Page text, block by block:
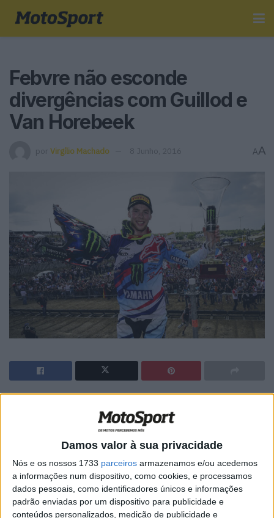
Damos valor à sua privacidade
Nós e os nossos 1733 parceiros armazenamos e/ou acedemos
a informações num dispositivo, como cookies, e processamos
dados pessoais, como identificadores únicos e informações
padrão enviadas por um dispositivo para publicidade e
conteúdos personalizados, medição de publicidade e
Febvre não esconde
divergências com Guillod e
Van Horebeek
por Virgílio Machado 8 Junho, 2016 AA
As últimas provas do Mundial de MXGP tem sido ricas em
acontecimentos envolvendo o Campeão do Mundo em
título. No GP de Espanha, António Cairoli, não viu Febvre
caído no chão logo após o arranque para a corrida de
qualificação e tocou-lhe com a moto num braço
deixando o francês cheio dores e em risco de não poder